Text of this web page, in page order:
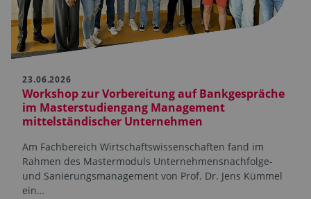
23.06.2026
Workshop zur Vorbereitung auf Bankgespräche
im Masterstudiengang Management
mittelständischer Unternehmen
Am Fachbereich Wirtschaftswissenschaften fand im
Rahmen des Mastermoduls Unternehmensnachfolge-
und Sanierungsmanagement von Prof. Dr. Jens Kümmel
ein…